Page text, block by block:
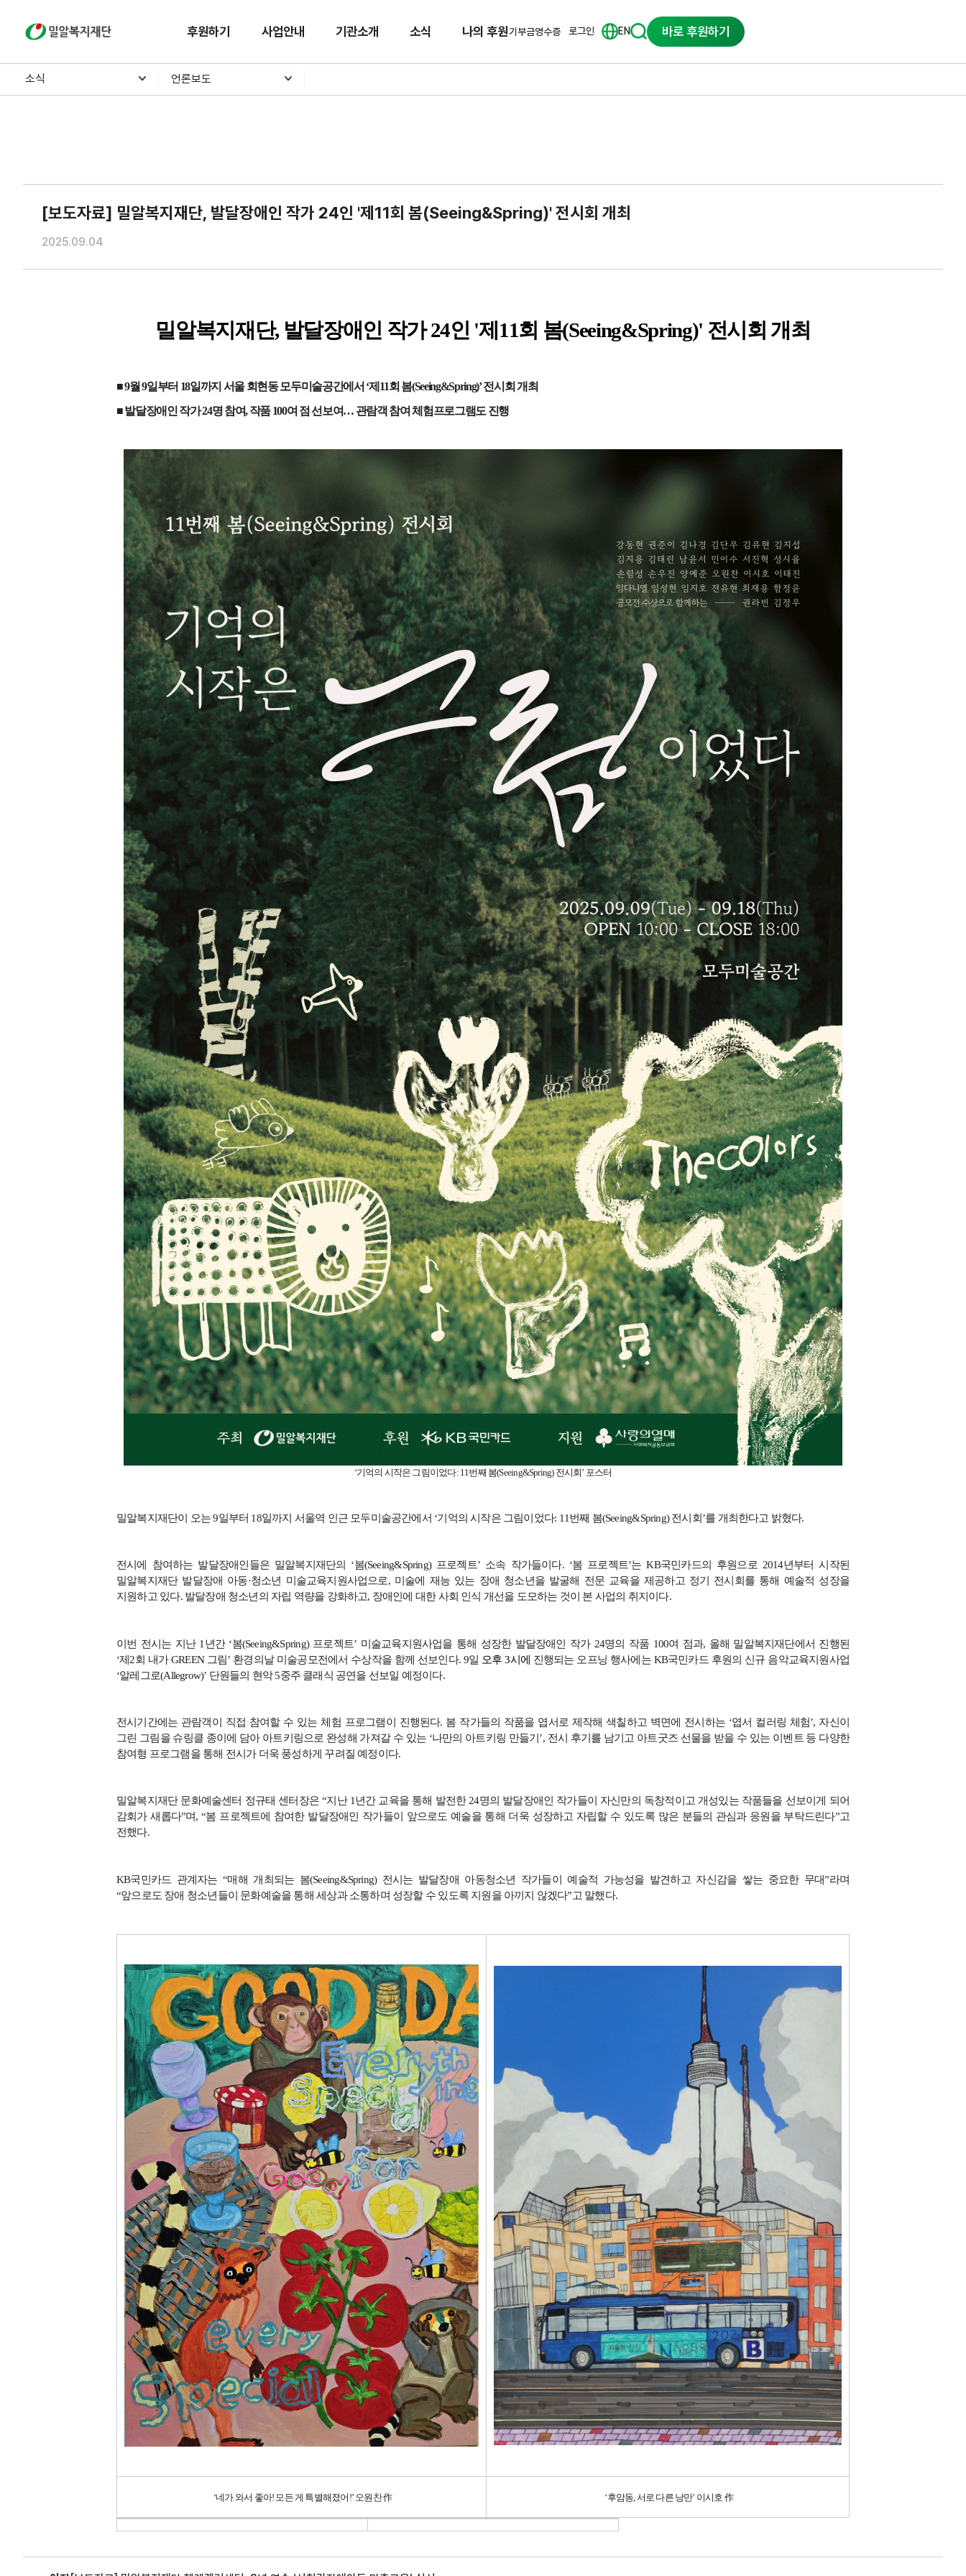
밀알복지재단 후원하기 사업안내 기관소개 소식 나의 후원기부금영수증 로그인 EN 바로 후원하기
소식 언론보도
[보도자료] 밀알복지재단, 발달장애인 작가 24인 '제11회 봄(Seeing&Spring)' 전시회 개최
2025.09.04
밀알복지재단, 발달장애인 작가24인 '제 11회 봄(Seeing&Spring)' 전시회 개최
■9월9일부터 18일까지 서울 회현동 모두미술공간에서 ‘제 11회 봄(Seeing&Spring)’전시회 개최
■ 발달장애인 작가24명 참여,작품100여 점 선보여… 관람객 참여 체험프로그램도 진행
‘기억의 시작은 그림이었다: 11 번째 봄(Seeing&Spring) 전시회’ 포스터
밀알복지재단이 오는9일부터 18일까지 서울역 인근 모두미술공간에서 ‘기억의 시작은 그림이었다: 11번째 봄(Seeing&Spring)전시회 ’를 개최한다고 밝혔다.
전시에 참여하는 발달장애인들은 밀알복지재단의 ‘봄(Seeing&Spring) 프로젝트’ 소속 작가들이다. ‘봄 프로젝트’는KB국민카드의 후원으로 2014년부터 시작된
밀알복지재단 발달장애 아동·청소년 미술교육지원사업으로, 미술에 재능 있는 장애 청소년을 발굴해 전문 교육을 제공하고 정기 전시회를 통해 예술적 성장을
지원하고 있다. 발달장애 청소년의 자립 역량을 강화하고, 장애인에 대한 사회 인식 개선을 도모하는 것이 본 사업의 취지이다.
이번 전시는 지난1 년간‘봄(Seeing&Spring) 프로젝트’ 미술교육지원사업을 통해 성장한 발달장애인 작가24명의 작품 100여 점과, 올해 밀알복지재단에서 진행된
‘제 2회 내가GREEN 그림’ 환경의날 미술공모전에서 수상작을 함께 선보인다. 9일 오후 3시에 진행되는 오프닝 행사에는 KB국민카드 후원의 신규 음악교육지원사업
‘알레그로(Allegrow)’ 단원들의 현악5중주 클래식 공연을 선보일 예정이다.
전시기간에는 관람객이 직접 참여할 수 있는 체험 프로그램이 진행된다. 봄 작가들의 작품을 엽서로 제작해 색칠하고 벽면에 전시하는 ‘엽서 컬러링 체험’, 자신이
그린 그림을 슈링클 종이에 담아 아트키링으로 완성해 가져갈 수 있는 ‘나만의 아트키링 만들기 ’, 전시 후기를 남기고 아트굿즈 선물을 받을 수 있는 이벤트 등 다양한
참여형 프로그램을 통해 전시가 더욱 풍성하게 꾸려질 예정이다.
밀알복지재단 문화예술센터 정규태 센터장은“지난1년간 교육을 통해 발전한24명의 발달장애인 작가들이 자신만의 독창적이고 개성있는 작품들을 선보이게 되어
감회가 새롭다”며, “봄 프로젝트에 참여한 발달장애인 작가들이 앞으로도 예술을 통해 더욱 성장하고 자립할 수 있도록 많은 분들의 관심과 응원을 부탁드린다”고
전했다.
KB국민카드 관계자는 “매해 개최되는 봄(Seeing&Spring) 전시는 발달장애 아동청소년 작가들이 예술적 가능성을 발견하고 자신감을 쌓는 중요한 무대”라며
“앞으로도 장애 청소년들이 문화예술을 통해 세상과 소통하며 성장할 수 있도록 지원을 아끼지 않겠다”고 말했다.
‘네가 와서 좋아! 모든 게 특별해졌어 !’ 오원찬 作 ‘후암동 서로 다른 낭만’ 이시호 作